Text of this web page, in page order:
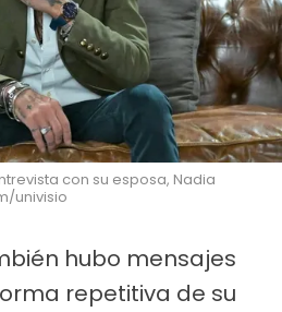
con su esposa, Nadia
univisio
hubo mensajes
repetitiva de su